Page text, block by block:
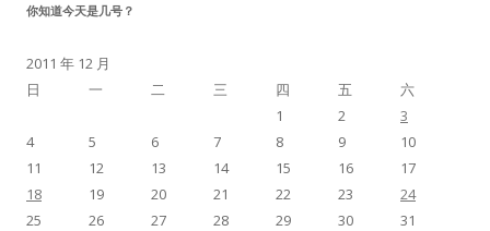
你知道今天是几号？
2011 年 12 月
日
一 二 三 四 五
六
1
2
3
4
5 6 7 8 9
10
11
12 13 14 15 16
17
18
19 20 21 22 23
24
25
26 27 28 29 30 31